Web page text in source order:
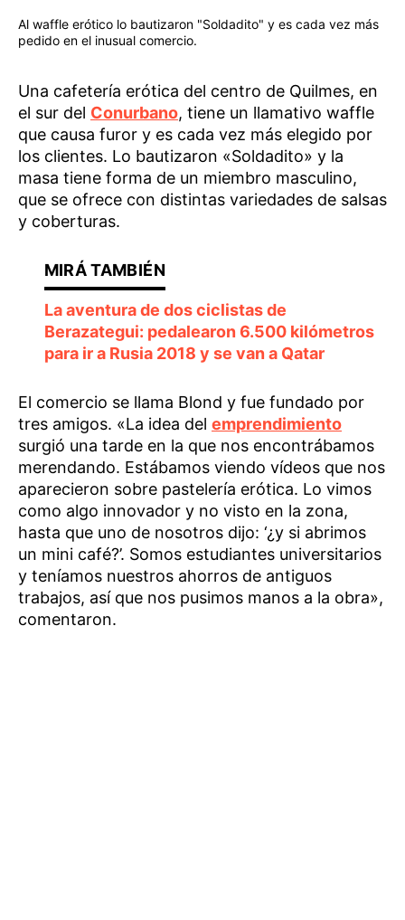
Al waffle erótico lo bautizaron "Soldadito" y es cada vez más
pedido en el inusual comercio.
Una cafetería erótica del centro de Quilmes, en
el sur del Conurbano, tiene un llamativo waffle
que causa furor y es cada vez más elegido por
los clientes. Lo bautizaron «Soldadito» y la
masa tiene forma de un miembro masculino,
que se ofrece con distintas variedades de salsas
y coberturas.
La aventura de dos ciclistas de
Berazategui: pedalearon 6.500 kilómetros
para ir a Rusia 2018 y se van a Qatar
El comercio se llama Blond y fue fundado por
tres amigos. «La idea del emprendimiento
surgió una tarde en la que nos encontrábamos
merendando. Estábamos viendo vídeos que nos
aparecieron sobre pastelería erótica. Lo vimos
como algo innovador y no visto en la zona,
hasta que uno de nosotros dijo: ‘¿y si abrimos
un mini café?’. Somos estudiantes universitarios
y teníamos nuestros ahorros de antiguos
trabajos, así que nos pusimos manos a la obra»,
comentaron.